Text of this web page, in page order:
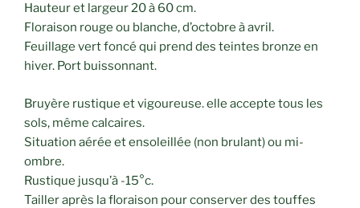
Hauteur et largeur 20 à 60 cm.
Floraison rouge ou blanche, d’octobre à avril.
Feuillage vert foncé qui prend des teintes bronze en
hiver. Port buissonnant.
Bruyère rustique et vigoureuse. elle accepte tous les
sols, même calcaires.
Situation aérée et ensoleillée (non brulant) ou mi-
ombre.
Rustique jusqu’à -15°c.
Tailler après la floraison pour conserver des touffes